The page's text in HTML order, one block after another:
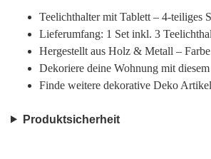
Teelichthalter mit Tablett – 4-teiliges
Lieferumfang: 1 Set inkl. 3
Hergestellt aus Holz & Metall –
Dekoriere deine Wohnung mit
Finde weitere dekorative Deko
Produktsicherheit